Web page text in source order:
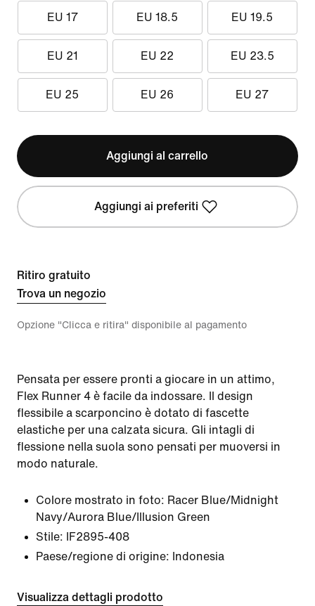
EU 17 EU 18.5 EU 19.5
EU 21 EU 22 EU 23.5
EU 25 EU 26 EU 27
Aggiungi al carrello
Aggiungi ai preferiti
Ritiro gratuito
Trova un negozio
Opzione "Clicca e ritira" disponibile al pagamento
Pensata per essere pronti a giocare in un attimo,
Flex Runner 4 è facile da indossare. Il design
flessibile a scarponcino è dotato di fascette
elastiche per una calzata sicura. Gli intagli di
flessione nella suola sono pensati per muoversi in
modo naturale.
Colore mostrato in foto: Racer Blue/Midnight
Navy/Aurora Blue/Illusion Green
Stile:
IF2895-408
Paese/regione di origine: Indonesia
Visualizza dettagli prodotto